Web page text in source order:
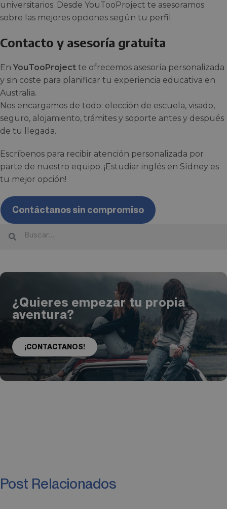
universitarios. Desde YouTooProject te asesoramos
sobre las mejores opciones según tu perfil.
Contacto y asesoría gratuita
En YouTooProject te ofrecemos asesoría personalizada
y sin coste para planificar tu experiencia educativa en
Australia.
Nos encargamos de todo: elección de escuela, visado,
seguro, alojamiento, trámites y soporte antes y después
de tu llegada.
Escríbenos para recibir atención personalizada por
parte de nuestro equipo. ¡Estudiar inglés en Sídney es
tu mejor opción!
Contáctanos sin compromiso
¿Quieres empezar tu propia
aventura?
¡CONTACTANOS!
Post Relacionados